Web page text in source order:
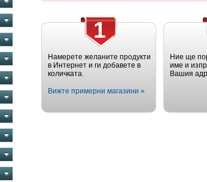
1
Намерете желаните продукти
в Интернет и ги добавете в
количката.
Вижте примерни магазини »
Ние ще
име и
Вашия